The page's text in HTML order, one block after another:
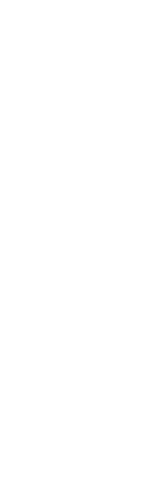
fue
visual de
la empresa.
de
visual
el estilo de la
corporativos
en todas las